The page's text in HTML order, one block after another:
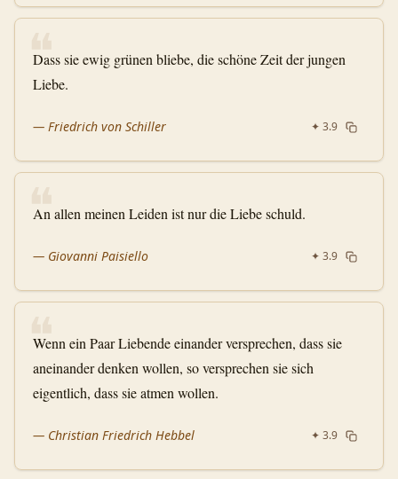
❝
Dass sie ewig grünen bliebe, die schöne Zeit der jungen
Liebe.
— Friedrich von Schiller ✦ 3.9
❝
An allen meinen Leiden ist nur die Liebe schuld.
— Giovanni Paisiello ✦ 3.9
❝
Wenn ein Paar Liebende einander versprechen, dass sie
aneinander denken wollen, so versprechen sie sich
eigentlich, dass sie atmen wollen.
— Christian Friedrich Hebbel ✦ 3.9